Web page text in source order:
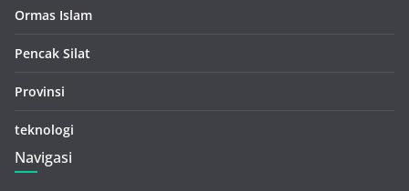
Ormas Islam
Pencak Silat
Provinsi
teknologi
Navigasi